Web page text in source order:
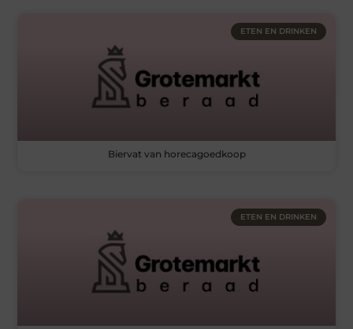
ETEN EN DRINKEN
Biervat van horecagoedkoop
ETEN EN DRINKEN